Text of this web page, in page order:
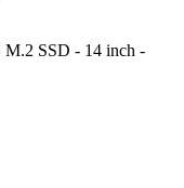
SSD - 14 inch -